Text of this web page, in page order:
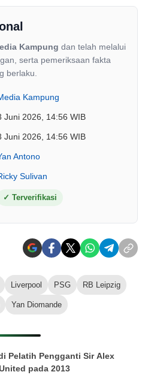
Kampung dan telah melalui
serta pemeriksaan fakta
berlaku.
Kampung
Juni 2026, 14:56 WIB
Juni 2026, 14:56 WIB
Antono
Sulivan
✓ Terverifikasi
Liverpool PSG RB Leipzig
Yan Diomande
Pelatih Pengganti Sir Alex
pada 2013